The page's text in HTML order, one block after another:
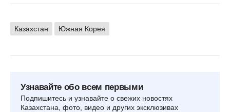
Казахстан Южная Корея
Узнавайте обо всем первыми
Подпишитесь и узнавайте о свежих новостях
Казахстана, фото, видео и других эксклюзивах